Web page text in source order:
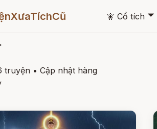
🧚 Cổ tích 🞃
truyện • Cập nhật hàng